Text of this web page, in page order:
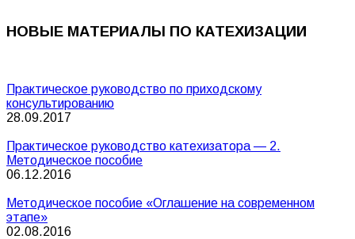
НОВЫЕ МАТЕРИАЛЫ ПО КАТЕХИЗАЦИИ
Практическое руководство по приходскому
консультированию
28.09.2017
Практическое руководство катехизатора — 2.
Методическое пособие
06.12.2016
Методическое пособие «Оглашение на современном
этапе»
02.08.2016